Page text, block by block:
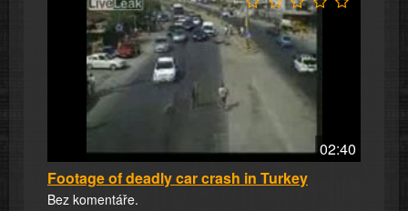
02:40
Footage of deadly car crash in Turkey
Bez komentáře.